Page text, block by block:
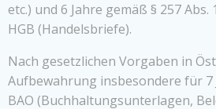
etc.) und 6 Jahre gemäß § 257 Abs.
HGB (Handelsbriefe).
Nach gesetzlichen Vorgaben in
Aufbewahrung insbesondere für 7
BAO (Buchhaltungsunterlagen,